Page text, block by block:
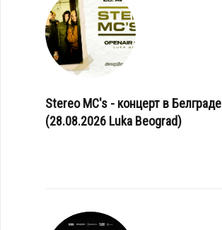
Stereo MC's - концерт в Белграде
(28.08.2026 Luka Beograd)